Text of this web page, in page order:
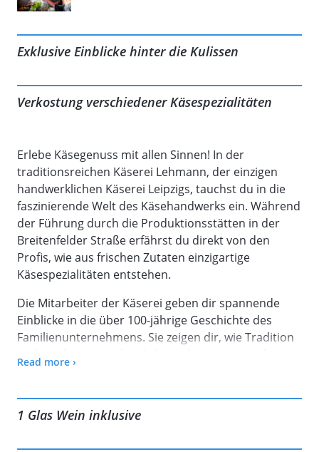
Exklusive Einblicke hinter die Kulissen
Verkostung verschiedener Käsespezialitäten
Erlebe Käsegenuss mit allen Sinnen! In der
traditionsreichen Käserei Lehmann, der einzigen
handwerklichen Käserei Leipzigs, tauchst du in die
faszinierende Welt des Käsehandwerks ein. Während
der Führung durch die Produktionsstätten in der
Breitenfelder Straße erfährst du direkt von den
Profis, wie aus frischen Zutaten einzigartige
Käsespezialitäten entstehen.
Die Mitarbeiter der Käserei geben dir spannende
Einblicke in die über 100-jährige Geschichte des
Familienunternehmens. Sie zeigen dir, wie Tradition
und moderne Handwerkskunst hier miteinander
Rollen stecken.
Read more ›
1 Glas Wein inklusive